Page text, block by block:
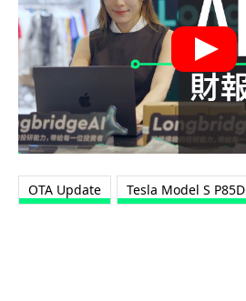
OTA Update Tesla Model S P85D